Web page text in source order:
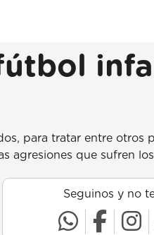
para tratar entre otros
agresiones que sufren
Seguinos y no